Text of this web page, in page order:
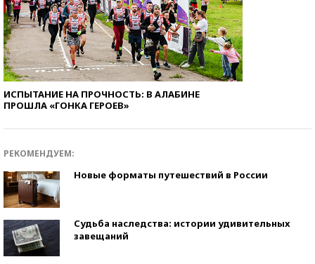
ИСПЫТАНИЕ НА ПРОЧНОСТЬ: В АЛАБИНЕ
ПРОШЛА «ГОНКА ГЕРОЕВ»
РЕКОМЕНДУЕМ:
Новые форматы путешествий в России
Судьба наследства: истории удивительных
завещаний